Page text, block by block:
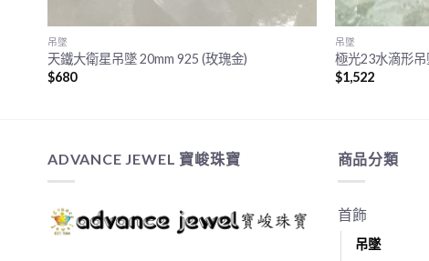
吊墜
天鐵大衛星吊墜 20mm 925 (玫瑰金)
$680
吊墜
極光23水滴形吊
$1,522
ADVANCE JEWEL 寶峻珠寶 商品分類
首飾
吊墜